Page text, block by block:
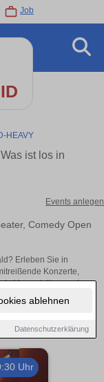
ablehnen
Datenschutzerklärung
Job
HEAVY
ist los in
Events anlegen
Comedy Open
Erleben Sie in
Konzerte,
Veranstaltungen in
und Tickets.
Uhr